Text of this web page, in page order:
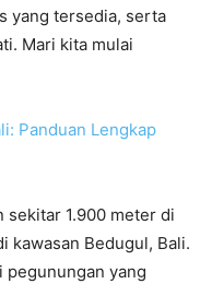
yang tersedia, serta
Mari kita mulai
Panduan Lengkap
sekitar 1.900 meter di
kawasan Bedugul, Bali.
pegunungan yang